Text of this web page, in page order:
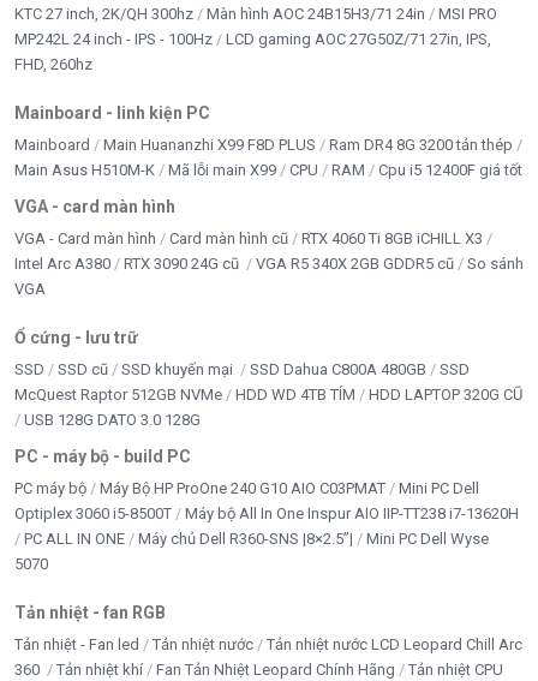
KTC 27 inch, 2K/QH 300hz
Màn hình AOC 24B15H3/71 24in
MSI PRO
MP242L 24 inch - IPS - 100Hz
LCD gaming AOC 27G50Z/71 27in, IPS,
FHD, 260hz
Mainboard - linh kiện PC
Mainboard Main Huananzhi X99 F8D PLUS
Ram DR4 8G 3200 tản thép
Main Asus H510M-K
Mã lỗi main X99 CPU RAM Cpu i5 12400F giá tốt
VGA - card màn hình
VGA - Card màn hình Card màn hình cũ
RTX 4060 Ti 8GB iCHILL X3
Intel Arc A380
RTX 3090 24G cũ VGA R5 340X 2GB GDDR5 cũ
So sánh
VGA
Ổ cứng - lưu trữ
SSD SSD cũ SSD khuyến mại SSD Dahua C800A 480GB
SSD
McQuest Raptor 512GB NVMe
HDD WD 4TB TÍM
HDD LAPTOP 320G CŨ
USB 128G DATO 3.0 128G
PC - máy bộ - build PC
PC máy bộ Máy Bộ HP ProOne 240 G10 AIO C03PMAT
Mini PC Dell
Optiplex 3060 i5-8500T
Máy bộ All In One Inspur AIO IIP-TT238 i7-13620H
PC ALL IN ONE
Máy chủ Dell R360-SNS |8×2.5”|
Mini PC Dell Wyse
5070
Tản nhiệt - fan RGB
Tản nhiệt - Fan led Tản nhiệt nước
Tản nhiệt nước LCD Leopard Chill Arc
360
Tản nhiệt khí Fan Tản Nhiệt Leopard Chính Hãng
Tản nhiệt CPU